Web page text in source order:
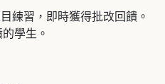
練習，即時獲得批改回饋。
學生。